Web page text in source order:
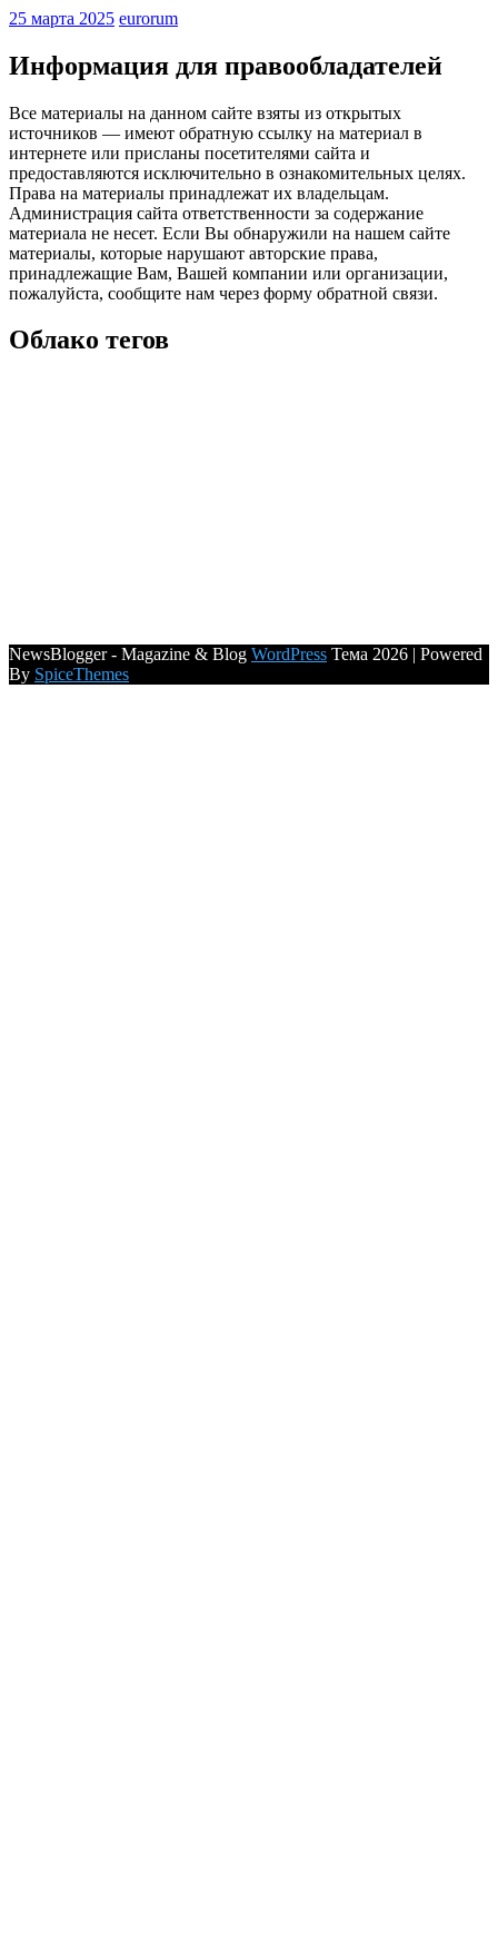
25 марта 2025 eurorum
Информация для правообладателей
Все материалы на данном сайте взяты из открытых
источников — имеют обратную ссылку на материал в
интернете или присланы посетителями сайта и
предоставляются исключительно в ознакомительных целях.
Права на материалы принадлежат их владельцам.
Администрация сайта ответственности за содержание
материала не несет. Если Вы обнаружили на нашем сайте
материалы, которые нарушают авторские права,
принадлежащие Вам, Вашей компании или организации,
пожалуйста, сообщите нам через форму обратной связи.
Облако тегов
NewsBlogger - Magazine & Blog WordPress Тема 2026 | Powered
By SpiceThemes